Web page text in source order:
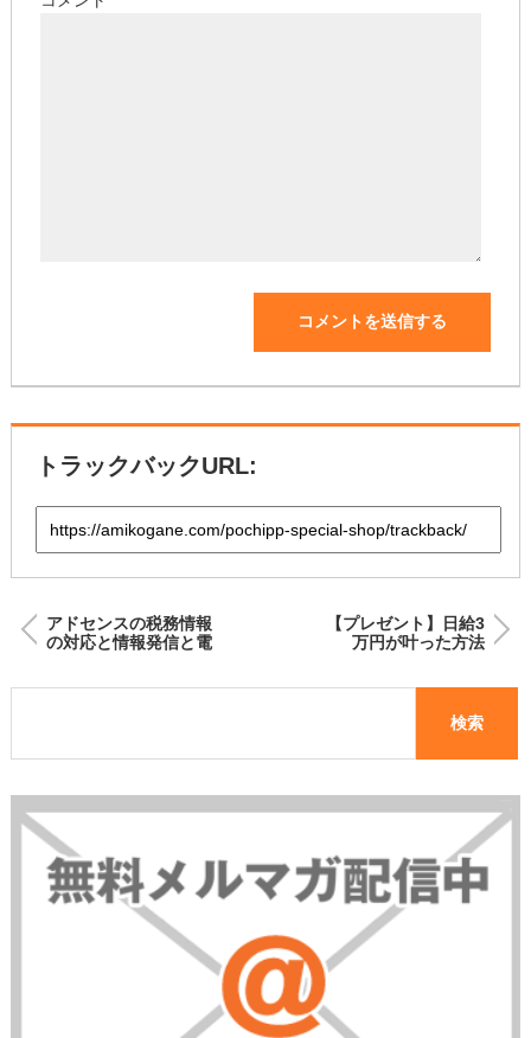
トラックバックURL:
アドセンスの税務情報
の対応と情報発信と電
【プレゼント】日給3
万円が叶った方法